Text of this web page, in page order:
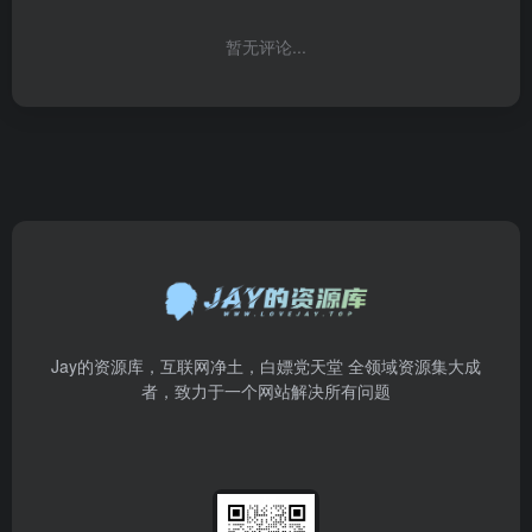
暂无评论...
Jay的资源库，互联网净土，白嫖党天堂 全领域资源集大成
者，致力于一个网站解决所有问题